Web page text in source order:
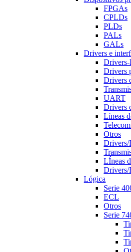
FPGAs
CPLDs
PLDs
PALs
GALs
Drivers e
Drivers-
Drivers
Drivers
UART
Drivers
Líneas
Otros
Drivers/
LÍneas
Drivers/
Lógica
Serie
ECL
Otros
Serie